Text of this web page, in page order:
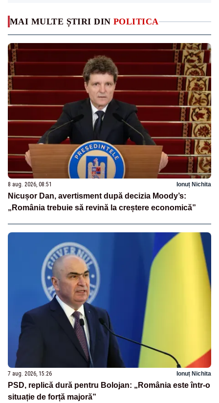
MAI MULTE ȘTIRI DIN POLITICA
8 aug. 2026, 08:51 Ionuț Nichita
Nicușor Dan, avertisment după decizia Moody’s:
„România trebuie să revină la creștere economică”
7 aug. 2026, 15:26 Ionuț Nichita
PSD, replică dură pentru Bolojan: „România este într-o
situație de forță majoră”